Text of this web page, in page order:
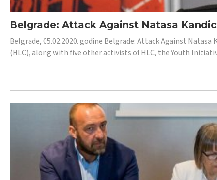
Belgrade: Attack Against Natasa
Belgrade, 05.02.2020. godine Belgrade: Attack Against
(HLC), along with five other activists of HLC, the Youth